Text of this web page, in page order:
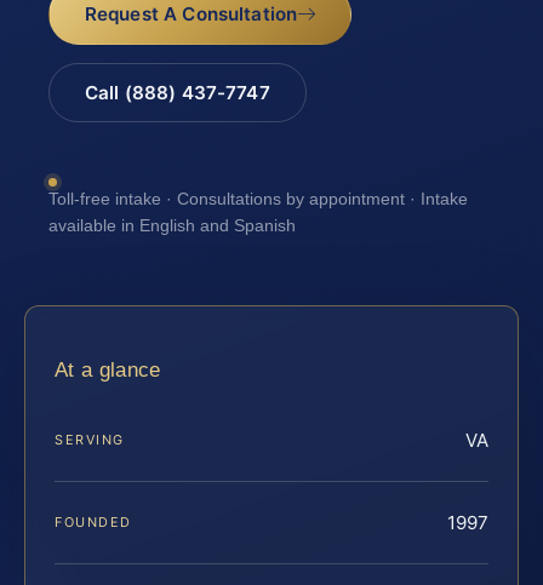
Request A Consultation
Call (888) 437-7747
Toll-free intake · Consultations by appointment · Intake
available in English and Spanish
At a glance
SERVING VA
FOUNDED 1997